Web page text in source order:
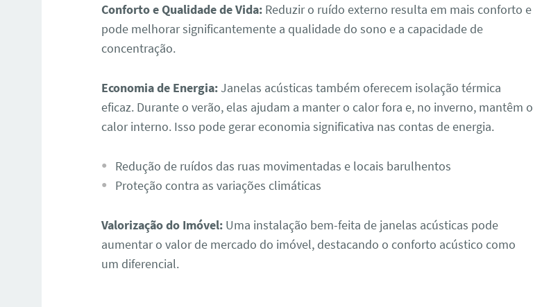
Conforto e Qualidade de Vida: Reduzir o ruído externo resulta em mais conforto e
pode melhorar significantemente a qualidade do sono e a capacidade de
concentração.
Economia de Energia:Janelas acústicas também oferecem isolação térmica
eficaz. Durante o verão, elas ajudam a manter o calor fora e, no inverno, mantêm o
calor interno. Isso pode gerar economia significativa nas contas de energia.
Redução de ruídos das ruas movimentadas e locais barulhentos
Proteção contra as variações climáticas
Valorização do Imóvel: Uma instalação bem-feita de janelas acústicas pode
aumentar o valor de mercado do imóvel, destacando o conforto acústico como
um diferencial.